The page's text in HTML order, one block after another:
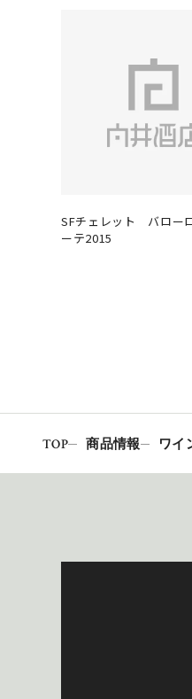
SFチェレット バロー
ーテ2015
TOP 商品情報 ワイ